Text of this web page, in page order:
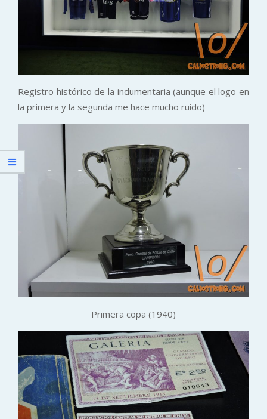
Registro histórico de la indumentaria (aunque el logo en
la primera y la segunda me hace mucho ruido)
Primera copa (1940)